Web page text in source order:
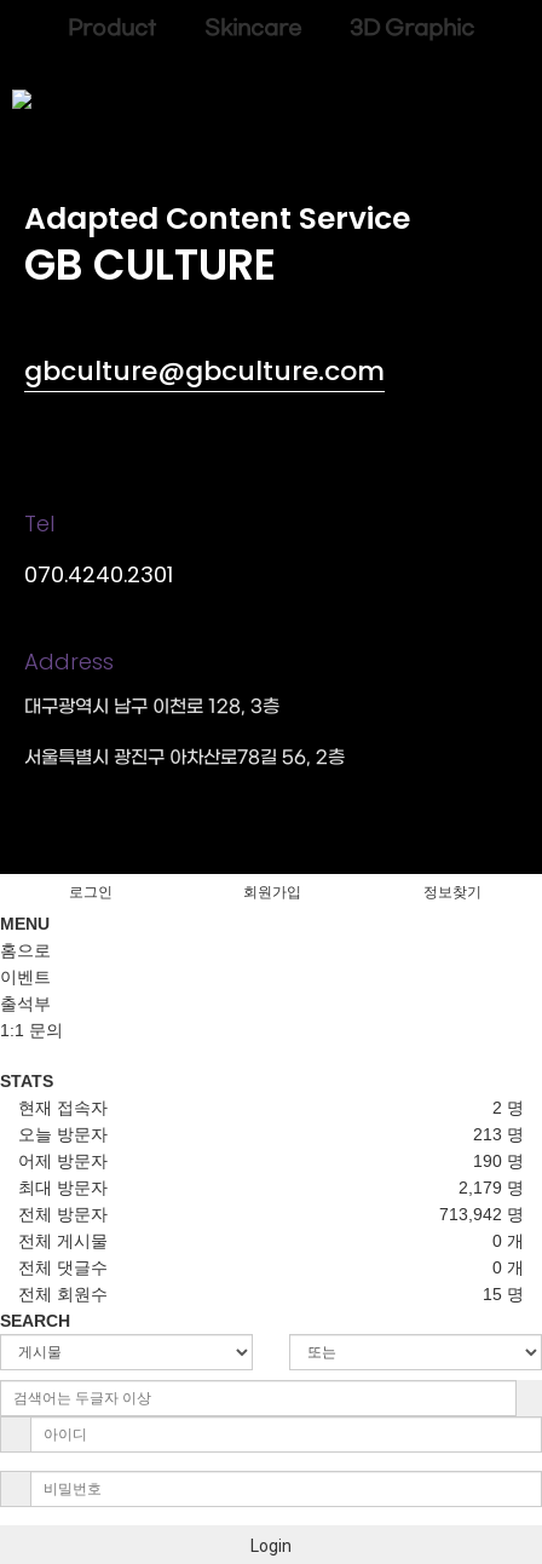
Product Skincare 3D Graphic
Adapted Content Service
GB CULTURE
gbculture@gbculture.com
Tel
070.4240.2301
Address
대구광역시 남구 이천로 128, 3층
서울특별시 광진구 아차산로78길 56, 2층
로그인 회원가입 정보찾기
MENU
홈으로
이벤트
출석부
1:1 문의
STATS
2 명
현재 접속자
213 명
오늘 방문자
190 명
어제 방문자
2,179 명
최대 방문자
713,942 명
전체 방문자
0 개
전체 게시물
0 개
전체 댓글수
15 명
전체 회원수
SEARCH
Login